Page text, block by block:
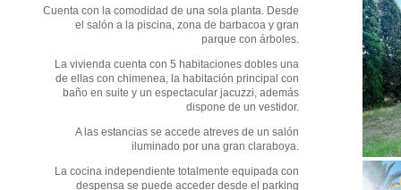
Cuenta con la comodidad de una sola planta. Desde
el salón a la piscina, zona de barbacoa y gran
parque con árboles.
La vivienda cuenta con 5 habitaciones dobles una
de ellas con chimenea, la habitación principal con
baño en suite y un espectacular jacuzzi, además
dispone de un vestidor.
A las estancias se accede atreves de un salón
iluminado por una gran claraboya.
La cocina independiente totalmente equipada con
despensa se puede acceder desde el parking